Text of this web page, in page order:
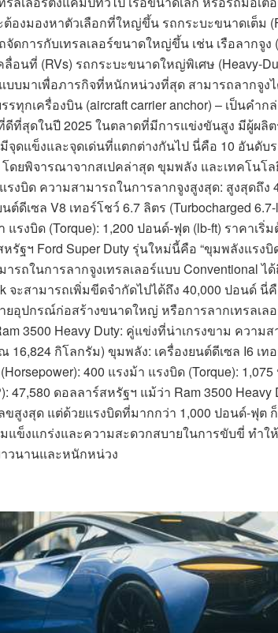
องมองหาตัวเลือกที่ใหญ่ขึ้น รถกระบะขนาดเต็ม
การกับเทรลเลอร์ขนาดใหญ่ขึ้น เช่น เรือลากจูง
ลื่อนที่ (RVs) รถกระบะขนาดใหญ่พิเศษ (Heavy-
บมาเพื่อภารกิจที่หนักหน่วงที่สุด สามารถลากจูง
รรทุกเครื่องบิน (aircraft carrier anchor) – เป็นค
ดีที่สุดในปี 2025 ในตลาดที่มีการแข่งขันสูง มีผู้ผลิ
จุดแข็งและจุดเด่นที่แตกต่างกันไป นี่คือ 10 อันดั
ดยพิจารณาจากสเปคล่าสุด ขุมพลัง และเทคโนโล
รงบิด ความสามารถในการลากจูงสูงสุด: สูงสุดถึ
ดีเซล V8 เทอร์โชว์ 6.7 ลิตร (Turbocharged
แรงบิด (Torque): 1,200 ปอนด์-ฟุต (lb-ft) ราคาเ
รัฐฯ Ford Super Duty รุ่นใหม่นี้คือ “ขุมพลังแรงบิ
รถในการลากจูงเทรลเลอร์แบบ Conventional ไ
จะสามารถเพิ่มขีดจำกัดไปได้ถึง 40,000 ปอนด์
ยอุปกรณ์ก่อสร้างขนาดใหญ่ หรือการลากเทรลเล
3500 Heavy Duty: คู่แข่งที่น่าเกรงขาม ความ
16,824 กิโลกรัม) ขุมพลัง: เครื่องยนต์ดีเซล I6 เท
400 แรงม้า แรงบิด (Torque):
47,580 ดอลลาร์สหรัฐฯ แม้ว่า Ram 3500 Heavy
ขสูงสุด แต่ด้วยแรงบิดที่มากกว่า 1,000 ปอนด์-ฟุต
แข็งแกร่งและความสะดวกสบายในการขับขี่ ทำใ
วนานและหนักหน่วง